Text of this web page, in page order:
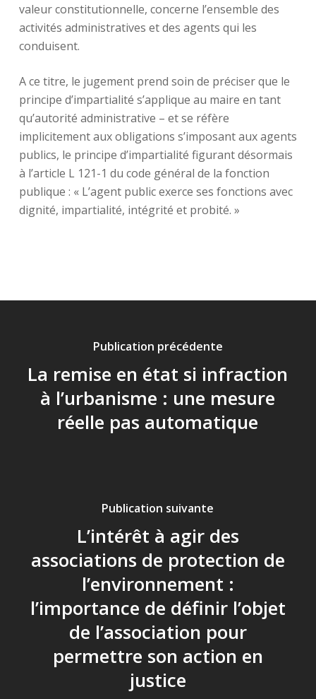
valeur constitutionnelle, concerne l’ensemble des
activités administratives et des agents qui les
conduisent.
A ce titre, le jugement prend soin de préciser que le
principe d’impartialité s’applique au maire en tant
qu’autorité administrative – et se réfère
implicitement aux obligations s’imposant aux agents
publics, le principe d’impartialité figurant désormais
à l’article L 121-1 du code général de la fonction
publique : « L’agent public exerce ses fonctions avec
dignité, impartialité, intégrité et probité. »
Publication précédente
La remise en état si infraction
à l’urbanisme : une mesure
réelle pas automatique
Publication suivante
L’intérêt à agir des
associations de protection de
l’environnement :
l’importance de définir l’objet
de l’association pour
permettre son action en
justice